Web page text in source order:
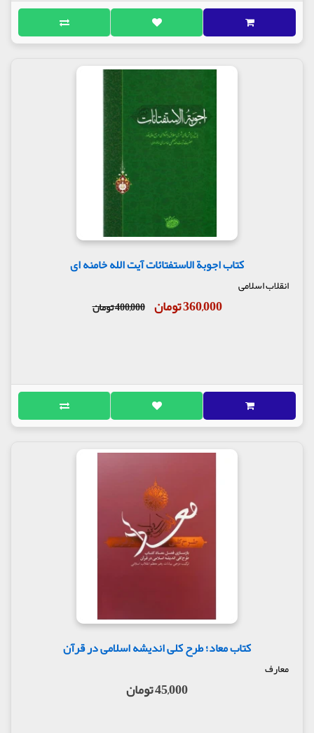
کتاب اجوبة الاستفتائات آیت الله خامنه ای
انقلاب اسلامی
360,000 تومان 400,000 تومان
کتاب معاد؛ طرح کلی اندیشه اسلامی در قرآن
معارف
45,000 تومان